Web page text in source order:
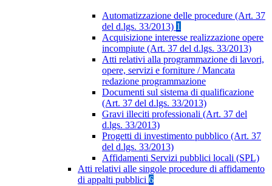
Automatizzazione delle procedure (Art. 37
del d.lgs. 33/2013) 1
Acquisizione interesse realizzazione opere
incompiute (Art. 37 del d.lgs. 33/2013)
Atti relativi alla programmazione di lavori,
opere, servizi e forniture / Mancata
redazione programmazione
Documenti sul sistema di qualificazione
(Art. 37 del d.lgs. 33/2013)
Gravi illeciti professionali (Art. 37 del
d.lgs. 33/2013)
Progetti di investimento pubblico (Art. 37
del d.lgs. 33/2013)
Affidamenti Servizi pubblici locali (SPL)
Atti relativi alle singole procedure di affidamento
di appalti pubblici 6